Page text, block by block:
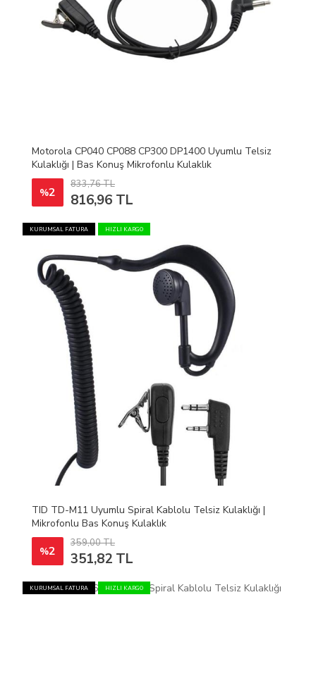
Motorola CP040 CP088 CP300 DP1400 Uyumlu Telsiz
Kulaklığı | Bas Konuş Mikrofonlu Kulaklık
%2
833,76 TL
816,96 TL
KURUMSAL FATURA HIZLI KARGO
TID TD-M11 Uyumlu Spiral Kablolu Telsiz Kulaklığı |
Mikrofonlu Bas Konuş Kulaklık
%2
359,00 TL
351,82 TL
KURUMSAL FATURA HIZLI KARGO